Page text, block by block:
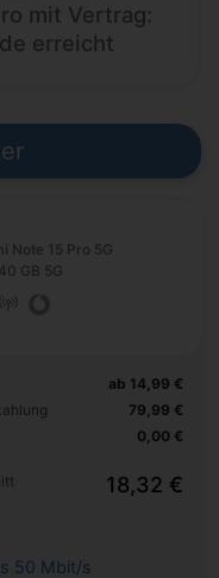
mit Vertrag:
erreicht
Note 15 Pro 5G
GB 5G
ab 14,99 €
79,99 €
0,00 €
18,32 €
50 Mbit/s